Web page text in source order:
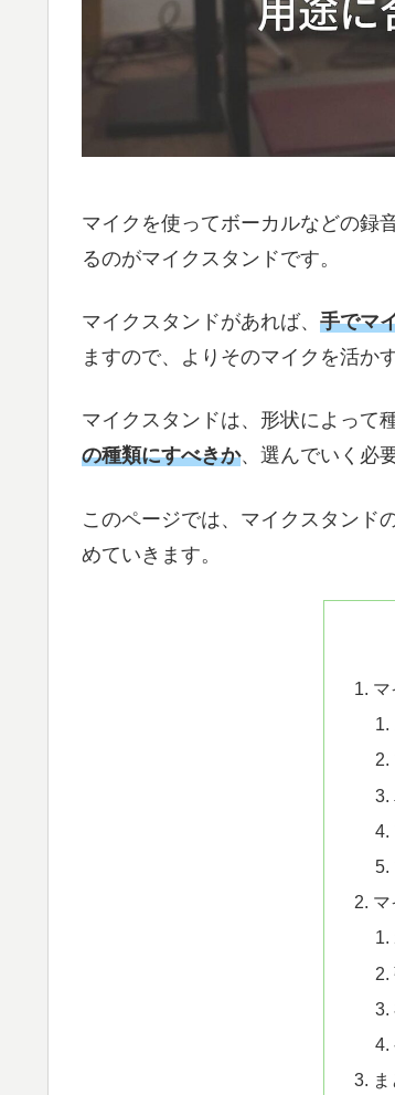
マイクを使ってボーカルなどの録
るのがマイクスタンドです。
マイクスタンドがあれば、 手でマ
ますので、よりそのマイクを活か
マイクスタンドは、形状によって
の種類にすべきか、選んでいく必
このページでは、マイクスタンド
めていきます。
マ
マ